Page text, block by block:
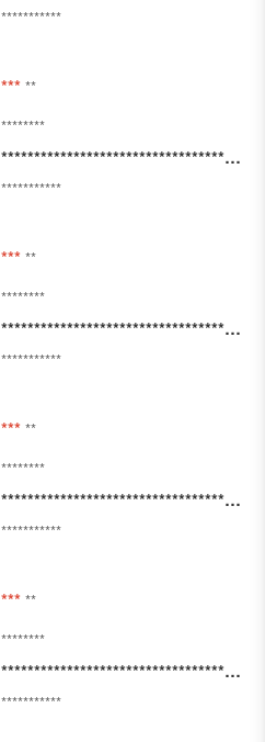
***********
*** **
********
****************************************************************
***********
*** **
********
*********************************************************
***********
*** **
********
***********************************************************************************
***********
*** **
********
*********************************************************************************************************
***********